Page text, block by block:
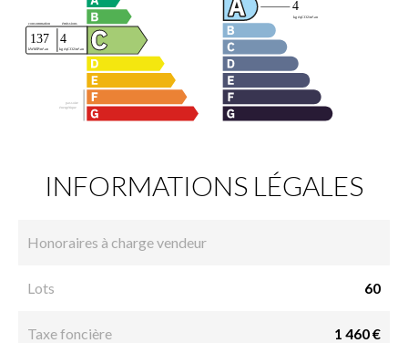
INFORMATIONS LÉGALES
Honoraires à charge vendeur
Lots 60
Taxe foncière 1 460 €